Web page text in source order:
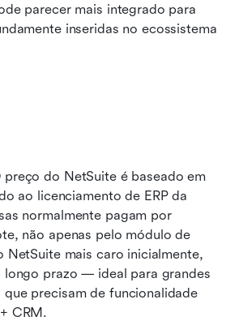
parecer mais integrado para
inseridas no ecossistema
preço do NetSuite é baseado em
ao licenciamento de ERP da
normalmente pagam por
não apenas pelo módulo de
NetSuite mais caro inicialmente,
longo prazo — ideal para grandes
que precisam de funcionalidade
CRM.